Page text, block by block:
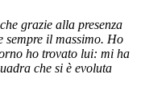
grazie alla presenza
sempre il massimo. Ho
ho trovato lui: mi ha
che si è evoluta